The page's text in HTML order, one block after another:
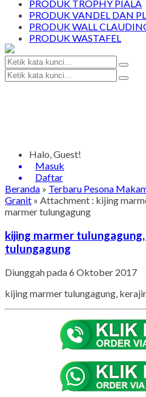
PRODUK TROPHY PIALA
PRODUK VANDEL DAN
PRODUK WALL
PRODUK WASTAFEL
Halo, Guest!
Masuk
Daftar
Beranda » Terbaru Pesona
Granit » Attachment : kijing
marmer tulungagung
kijing marmer
tulungagung
Diunggah pada 6 Oktober 2017
kijing marmer tulungagung,